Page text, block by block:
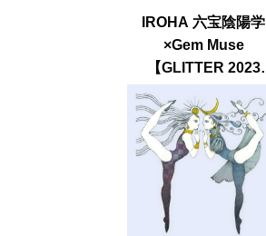
IROHA 六宝陰陽学
×Gem Muse
【GLITTER 2023
SUMMER issue】